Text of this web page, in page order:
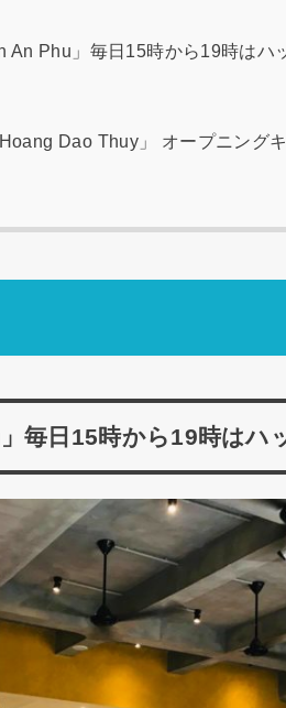
An Phu」毎日15時から19時はハ
Dao Thuy」 オープニング
毎日15時から19時はハ